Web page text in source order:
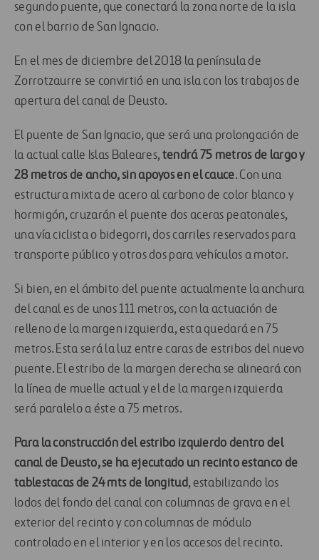
segundo puente, que conectará la zona norte de la isla
con el barrio de San Ignacio.
En el mes de diciembre del 2018 la península de
Zorrotzaurre se convirtió en una isla con los trabajos de
apertura del canal de Deusto.
El puente de San Ignacio, que será una prolongación de
la actual calle Islas Baleares,tendrá 75 metros de largo y
28 metros de ancho, sin apoyos en el cauce. Con una
estructura mixta de acero al carbono de color blanco y
hormigón, cruzarán el puente dos aceras peatonales,
una vía ciclista o bidegorri, dos carriles reservados para
transporte público y otros dos para vehículos a motor.
Si bien, en el ámbito del puente actualmente la anchura
del canal es de unos 111 metros, con la actuación de
relleno de la margen izquierda, esta quedará en 75
metros. Esta será la luz entre caras de estribos del nuevo
puente. El estribo de la margen derecha se alineará con
la línea de muelle actual y el de la margen izquierda
será paralelo a éste a 75 metros.
Para la construcción del estribo izquierdo dentro del
canal de Deusto, se ha ejecutado un recinto estanco de
tablestacas de 24 mts de longitud, estabilizando los
lodos del fondo del canal con columnas de grava en el
exterior del recinto y con columnas de módulo
controlado en el interior y en los accesos del recinto.